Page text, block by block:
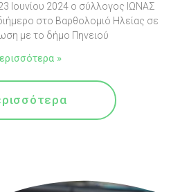
Ιουνίου 2024 ο σύλλογος ΙΩΝΑΣ
στο Βαρθολομιό Ηλείας σε
με το δήμο Πηνειού
»